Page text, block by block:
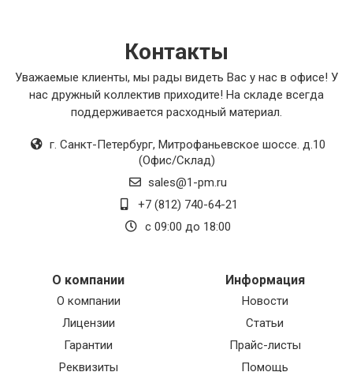
Контакты
Уважаемые клиенты, мы рады видеть Вас у нас в офисе! У
нас дружный коллектив приходите! На складе всегда
поддерживается расходный материал.
г. Санкт-Петербург, Митрофаньевское шоссе. д.10
(Офис/Склад)
sales@1-pm.ru
+7 (812) 740-64-21
с 09:00 до 18:00
О компании
О компании
Лицензии
Гарантии
Реквизиты
Информация
Новости
Статьи
Прайс-листы
Помощь